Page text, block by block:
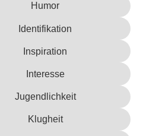
Humor
Identifikation
Inspiration
Interesse
Jugendlichkeit
Klugheit